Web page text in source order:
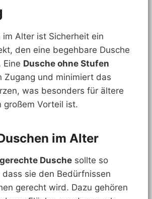
im Alter ist Sicherheit ein
den eine begehbare Dusche
Eine Dusche ohne Stufen
Zugang und minimiert das
was besonders für ältere
großem Vorteil ist.
im Alter
Dusche sollte so
sie den Bedürfnissen
gerecht wird. Dazu gehören